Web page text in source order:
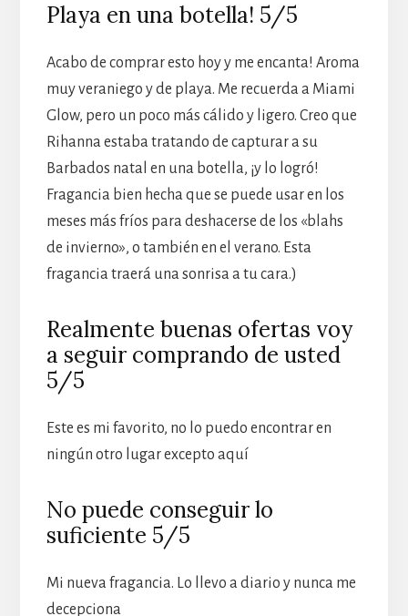
Playa en una botella! 5/5
Acabo de comprar esto hoy y me encanta! Aroma
muy veraniego y de playa. Me recuerda a Miami
Glow, pero un poco más cálido y ligero. Creo que
Rihanna estaba tratando de capturar a su
Barbados natal en una botella, ¡y lo logró!
Fragancia bien hecha que se puede usar en los
meses más fríos para deshacerse de los «blahs
de invierno», o también en el verano. Esta
fragancia traerá una sonrisa a tu cara.)
Realmente buenas ofertas voy
a seguir comprando de usted
5/5
Este es mi favorito, no lo puedo encontrar en
ningún otro lugar excepto aquí
No puede conseguir lo
suficiente 5/5
Mi nueva fragancia. Lo llevo a diario y nunca me
decepciona